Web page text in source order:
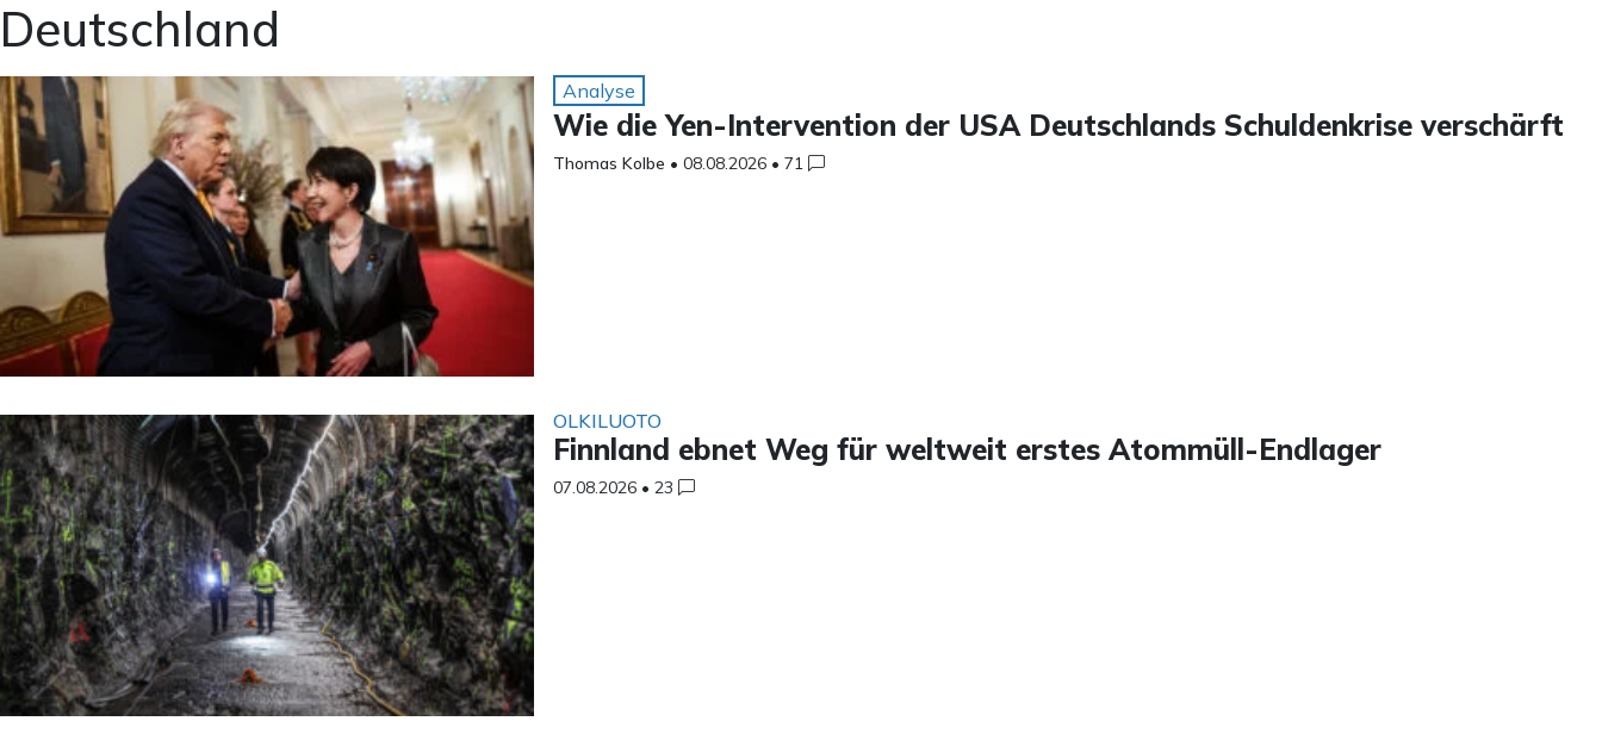
Deutschland
Analyse
Wie die Yen-Intervention der USA Deutschlands Schuldenkrise verschärft
Thomas Kolbe • 08.08.2026 • 71
OLKILUOTO
Finnland ebnet Weg für weltweit erstes Atommüll-Endlager
07.08.2026 • 23